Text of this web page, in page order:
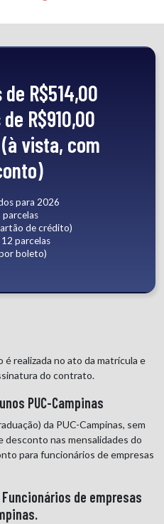
R$514,00
R$910,00
vista, com
para 2026
de crédito)
parcelas
boleto)
realizada no ato da matrícula e
do contrato.
PUC-Campinas
da PUC-Campinas, sem
desconto nas mensalidades do
para funcionários de empresas
de empresas